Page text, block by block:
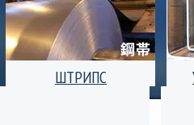
ШТРИПС